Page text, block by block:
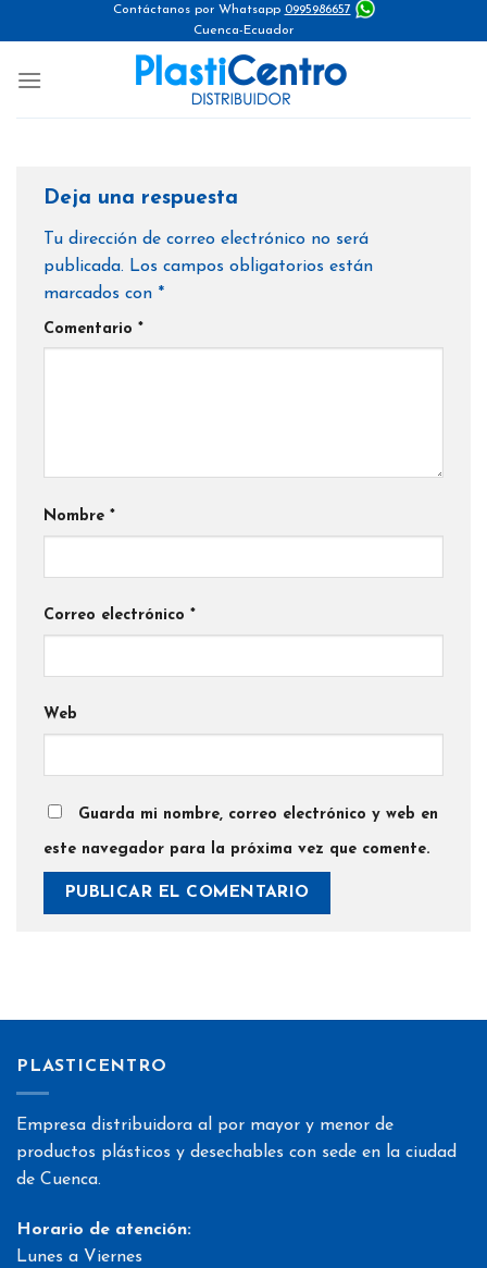
to
Contáctanos por Whatsapp 0995986657
Cuenca-Ecuador
Deja una respuesta
Tu dirección de correo electrónico no será
publicada. Los campos obligatorios están
marcados con *
Comentario *
Nombre *
Correo electrónico *
Web
Guarda mi nombre, correo electrónico y web en
este navegador para la próxima vez que comente.
PLASTICENTRO
Empresa distribuidora al por mayor y menor de
productos plásticos y desechables con sede en la ciudad
de Cuenca.
Horario de atención:
Lunes a Viernes